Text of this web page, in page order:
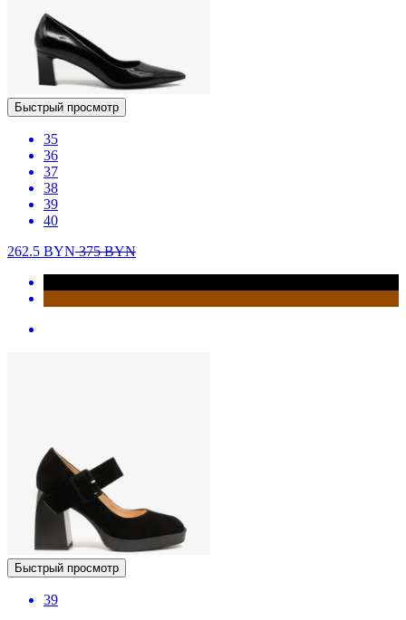
Быстрый просмотр
35
36
37
38
39
40
262.5 BYN375BYN
Быстрый просмотр
39